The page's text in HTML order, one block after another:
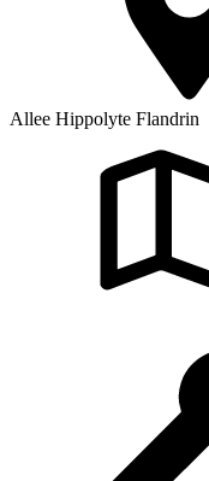
Allee Hippolyte Flandrin